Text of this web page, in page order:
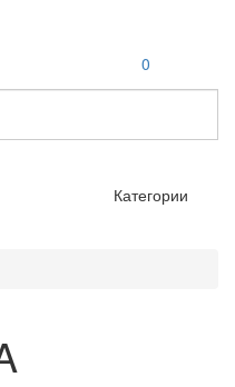
0
Категории